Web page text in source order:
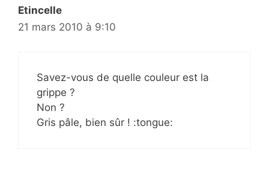
Etincelle
21 mars 2010 à 9:10
Savez-vous de quelle couleur est la
grippe ?
Non ?
Gris pâle, bien sûr ! :tongue: